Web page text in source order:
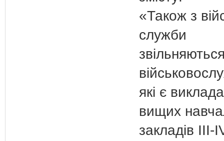
«Також з
служби
які є
вищих
закладів ІІІ-